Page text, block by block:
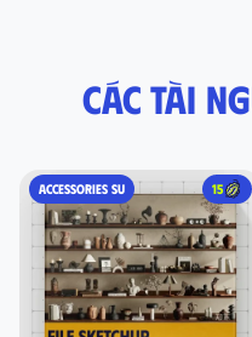
Các tài
ACCESSORIES SU 15